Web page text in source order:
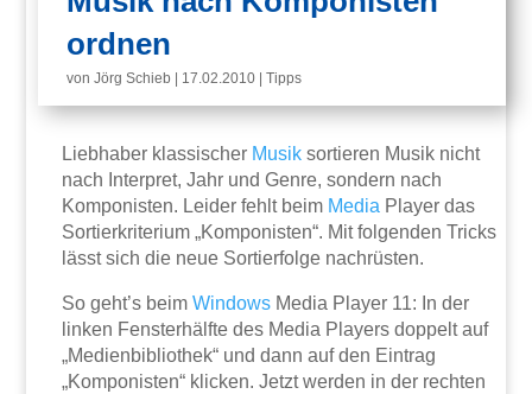
ordnen
vonJörg Schieb 17.02.2010 |Tipps
Liebhaber klassischer Musik sortieren Musik nicht
nach Interpret, Jahr und Genre, sondern nach
Komponisten. Leider fehlt beim Media Player das
Sortierkriterium „Komponisten“. Mit folgenden Tricks
lässt sich die neue Sortierfolge nachrüsten.
So geht’s beimWindows Media Player 11: In der
linken Fensterhälfte des Media Players doppelt auf
„Medienbibliothek“ und dann auf den Eintrag
„Komponisten“ klicken. Jetzt werden in der rechten